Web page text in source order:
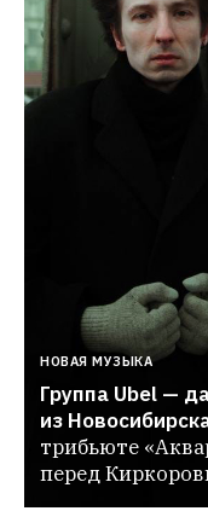
НОВАЯ МУЗЫКА
Группа Ubel —
из
трибьюте
перед